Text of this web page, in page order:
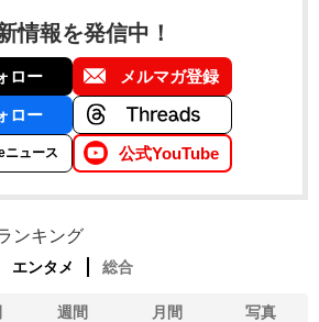
情報を発信中！
ロー メルマガ登録
ロー
ニュース 公式YouTube
ンキング
エンタメ 総合
週間 月間 写真